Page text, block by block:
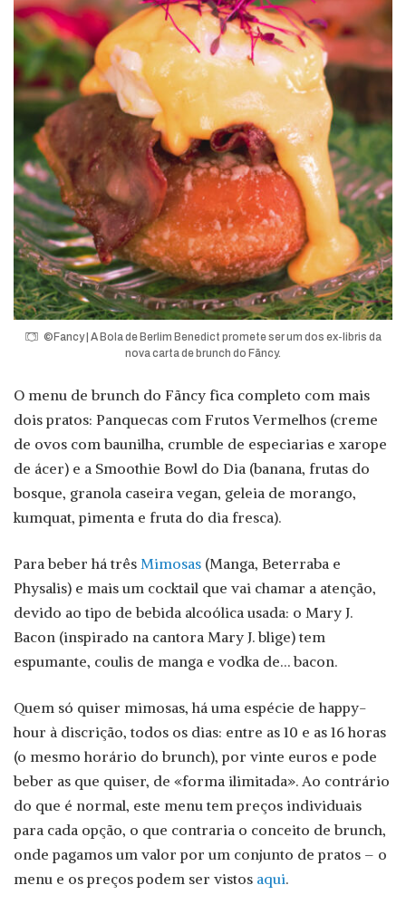
©Fancy | A Bola de Berlim Benedict promete ser um dos ex-libris da
nova carta de brunch do Fãncy.
O menu de brunch do Fãncy fica completo com mais
dois pratos: Panquecas com Frutos Vermelhos (creme
de ovos com baunilha, crumble de especiarias e xarope
de ácer) e a Smoothie Bowl do Dia (banana, frutas do
bosque, granola caseira vegan, geleia de morango,
kumquat, pimenta e fruta do dia fresca).
Para beber há três Mimosas (Manga, Beterraba e
Physalis) e mais um cocktail que vai chamar a atenção,
devido ao tipo de bebida alcoólica usada: o Mary J.
Bacon (inspirado na cantora Mary J. blige) tem
espumante, coulis de manga e vodka de… bacon.
Quem só quiser mimosas, há uma espécie de happy-
hour à discrição, todos os dias: entre as 10 e as 16 horas
(o mesmo horário do brunch), por vinte euros e pode
beber as que quiser, de «forma ilimitada». Ao contrário
do que é normal, este menu tem preços individuais
para cada opção, o que contraria o conceito de brunch,
onde pagamos um valor por um conjunto de pratos – o
menu e os preços podem ser vistos aqui.